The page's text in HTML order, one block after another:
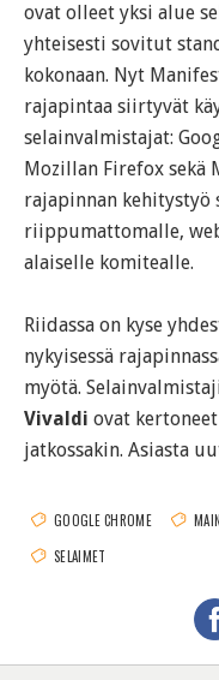
ovat olleet yksi alue
yhteisesti sovitut
kokonaan. Nyt
rajapintaa siirtyvät
selainvalmistajat:
Mozillan Firefox sekä
rajapinnan kehitystyö
riippumattomalle,
alaiselle komitealle.
Riidassa on kyse
nykyisessä
myötä.
Vivaldi ovat
jatkossakin. Asiasta
GOOGLE CHROME
SELAIMET